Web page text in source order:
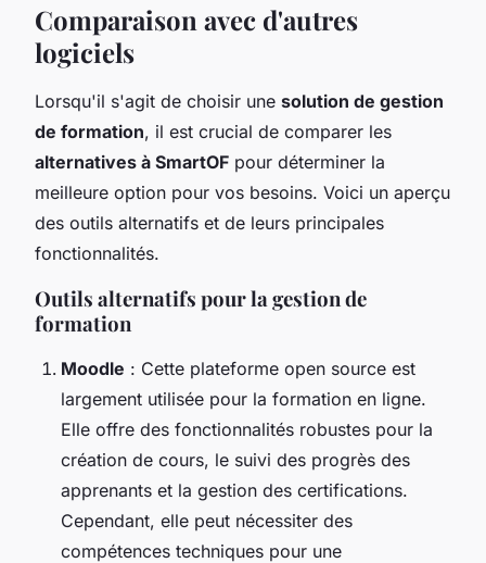
Comparaison avec d'autres
logiciels
Lorsqu'il s'agit de choisir une solution de gestion
de formation, il est crucial de comparer les
alternatives à SmartOF pour déterminer la
meilleure option pour vos besoins. Voici un aperçu
des outils alternatifs et de leurs principales
fonctionnalités.
Outils alternatifs pour la gestion de
formation
Moodle : Cette plateforme open source est
largement utilisée pour la formation en ligne.
Elle offre des fonctionnalités robustes pour la
création de cours, le suivi des progrès des
apprenants et la gestion des certifications.
Cependant, elle peut nécessiter des
compétences techniques pour une